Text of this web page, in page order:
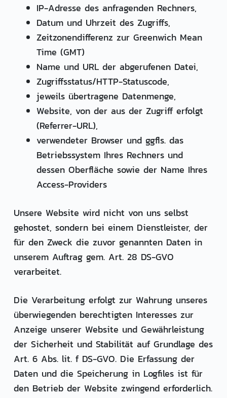
IP-Adresse des anfragenden Rechners,
Datum und Uhrzeit des Zugriffs,
Zeitzonendifferenz zur Greenwich Mean
Time (GMT)
Name und URL der abgerufenen Datei,
Zugriffsstatus/HTTP-Statuscode,
jeweils übertragene Datenmenge,
Website, von der aus der Zugriff erfolgt
(Referrer-URL),
verwendeter Browser und ggfls. das
Betriebssystem Ihres Rechners und
dessen Oberfläche sowie der Name Ihres
Access-Providers
Unsere Website wird nicht von uns selbst
gehostet, sondern bei einem Dienstleister, der
für den Zweck die zuvor genannten Daten in
unserem Auftrag gem. Art. 28 DS-GVO
verarbeitet.
Die Verarbeitung erfolgt zur Wahrung unseres
überwiegenden berechtigten Interesses zur
Anzeige unserer Website und Gewährleistung
der Sicherheit und Stabilität auf Grundlage des
Art. 6 Abs. lit. f DS-GVO. Die Erfassung der
Daten und die Speicherung in Logfiles ist für
den Betrieb der Website zwingend erforderlich.